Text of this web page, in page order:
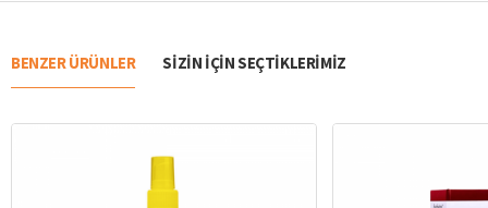
BENZER ÜRÜNLER SIZIN IÇIN SEÇTIKLERIMIZ